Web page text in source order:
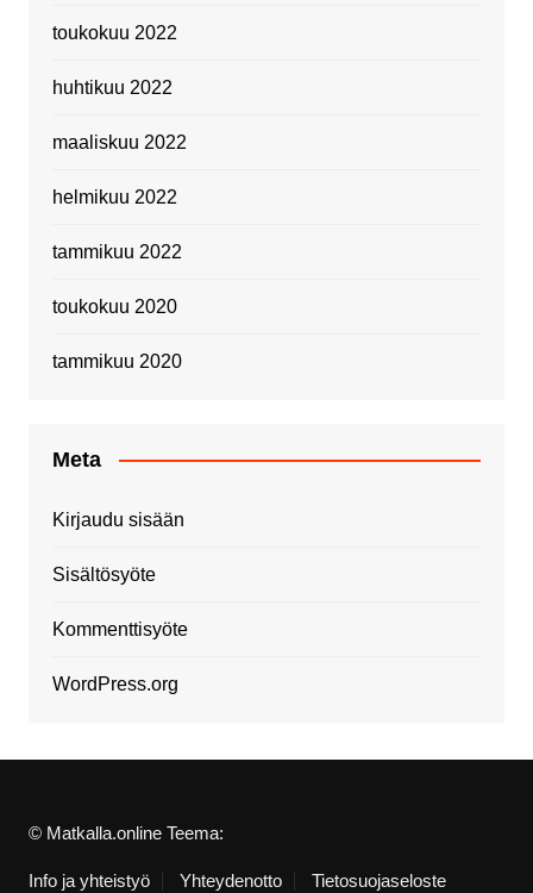
toukokuu 2022
huhtikuu 2022
maaliskuu 2022
helmikuu 2022
tammikuu 2022
toukokuu 2020
tammikuu 2020
Meta
Kirjaudu sisään
Sisältösyöte
Kommenttisyöte
WordPress.org
© Matkalla.online Teema:
Info ja yhteistyö Yhteydenotto Tietosuojaseloste